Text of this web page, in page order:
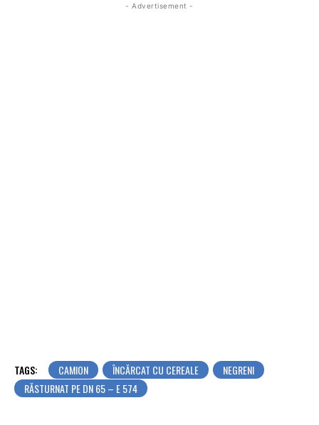
- Advertisement -
TAGS: CAMION ÎNCĂRCAT CU CEREALE
NEGRENI
RĂSTURNAT PE DN 65 – E 574